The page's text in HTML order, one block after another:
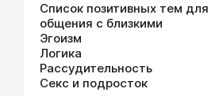
Список позитивных тем для
общения с близкими
Эгоизм
Логика
Рассудительность
Секс и подросток